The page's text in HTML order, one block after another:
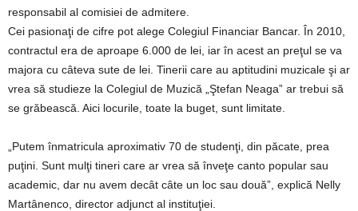
responsabil al comisiei de admitere.
Cei pasionaţi de cifre pot alege Colegiul Financiar Bancar. În 2010,
contractul era de aproape 6.000 de lei, iar în acest an preţul se va
majora cu câteva sute de lei. Tinerii care au aptitudini muzicale şi ar
vrea să studieze la Colegiul de Muzică „Ştefan Neaga” ar trebui să
se grăbească. Aici locurile, toate la buget, sunt limitate.
„Putem înmatricula aproximativ 70 de studenţi, din păcate, prea
puţini. Sunt mulţi tineri care ar vrea să înveţe canto popular sau
academic, dar nu avem decât câte un loc sau două”, explică Nelly
Martânenco, director adjunct al instituţiei.